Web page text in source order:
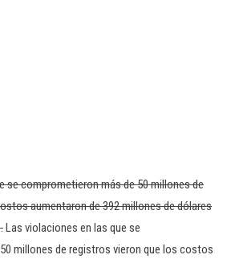
se comprometieron más de 50 millones de
aumentaron de 392 millones de dólares
Las violaciones en las que se
millones de registros vieron que los costos